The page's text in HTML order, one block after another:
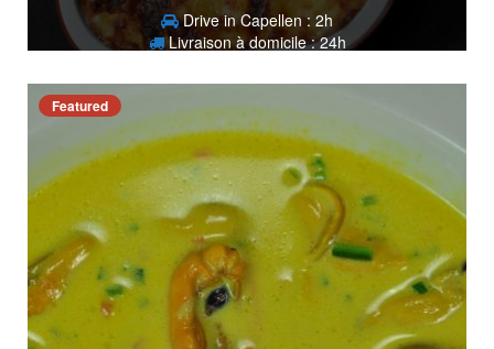
Drive in Capellen : 2h
Livraison à domicile : 24h
15,90€
Featured